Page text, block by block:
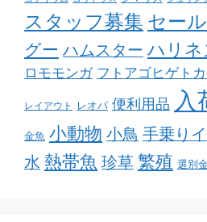
スタッフ募集 セール
グー ハムスター ハリネ
ロモモンガ フトアゴヒゲト
レイアウト レオパ 便利用品 入
金魚 小動物 小鳥 手乗り
水 熱帯魚 珍草 繁殖 選別